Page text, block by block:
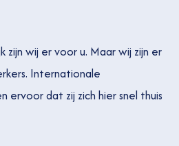
zijn wij er voor u. Maar wij zijn er
Internationale
ervoor dat zij zich hier snel thuis